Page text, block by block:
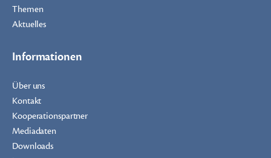
Themen
Aktuelles
Informationen
Über uns
Kontakt
Kooperationspartner
Mediadaten
Downloads